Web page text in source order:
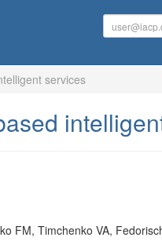
services
FM, Timchenko VA,